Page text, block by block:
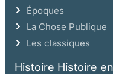
Époques
La Chose Publique
Les classiques
Histoire Histoire